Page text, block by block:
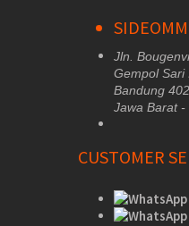
Jln.
Gempol Sari
Bandung
Jawa Barat -
CUSTOMER